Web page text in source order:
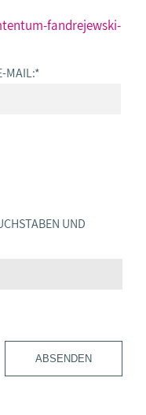
fandrejewski-
MAIL:*
UND Z
ABSENDEN